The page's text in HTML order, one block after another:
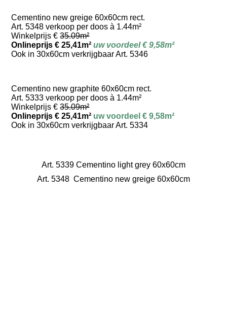
Cementino new greige 60x60cm rect.
Art. 5348 verkoop per doos à 1.44m²
Winkelprijs €35.09m²
Onlineprijs € 25,41m² uw voordeel € 9,58m²
Ook in 30x60cm verkrijgbaar Art. 5346
Cementino new graphite 60x60cm rect.
Art. 5333 verkoop per doos à 1.44m²
Winkelprijs €35.09m²
Onlineprijs € 25,41m² uw voordeel € 9,58m²
Ook in 30x60cm verkrijgbaar Art. 5334
Art. 5339 Cementino light grey 60x60cm
Art. 5348 Cementino new greige 60x60cm